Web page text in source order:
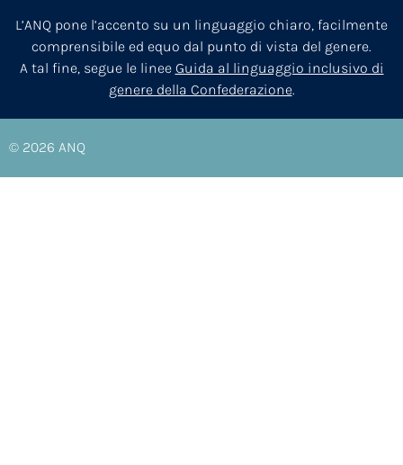
L’ANQ pone l’accento su un linguaggio chiaro, facilmente
comprensibile ed equo dal punto di vista del genere.
A tal fine, segue le linee Guida al linguaggio inclusivo di
genere della Confederazione.
© 2026 ANQ